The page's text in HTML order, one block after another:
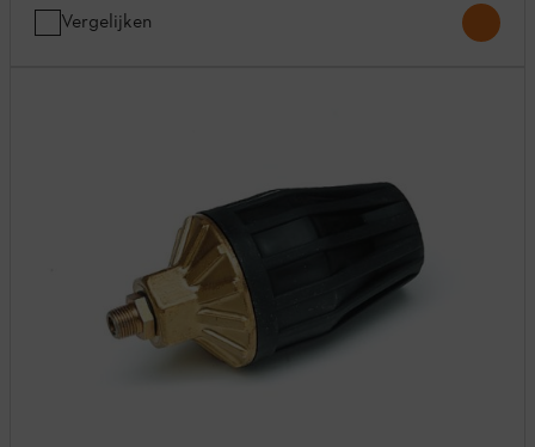
Vergelijken